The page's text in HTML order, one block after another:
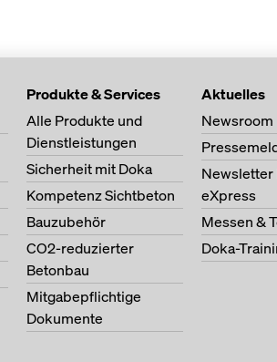
Produkte & Services
Alle Produkte und
Dienstleistungen
Sicherheit mit Doka
Kompetenz Sichtbeton
Bauzubehör
CO2-reduzierter
Betonbau
Mitgabepflichtige
Dokumente
Aktuelles
Newsroom
Newsletter
eXpress
Messen &
Doka-